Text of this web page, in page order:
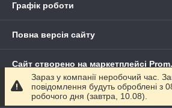
Графік роботи
Повна версія сайту
Сайт створено на маркетплейсі
Політика конфіденційності
Зараз у компанії неробочий час.
повідомлення будуть оброблені з
робочого дня (завтра, 10.08).